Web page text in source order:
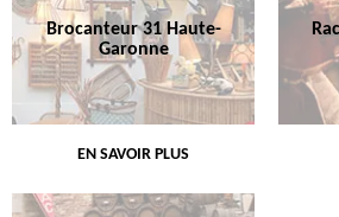
Brocanteur 31 Haute-
Garonne
EN SAVOIR PLUS